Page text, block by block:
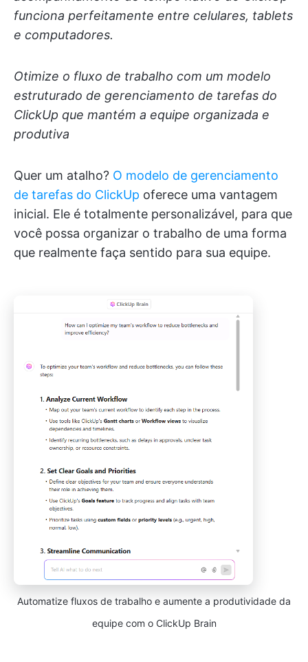
funciona perfeitamente entre celulares, tablets
e computadores.
Otimize o fluxo de trabalho com um modelo
estruturado de gerenciamento de tarefas do
ClickUp que mantém a equipe organizada e
produtiva
Quer um atalho? O modelo de gerenciamento
de tarefas do ClickUp oferece uma vantagem
inicial. Ele é totalmente personalizável, para que
você possa organizar o trabalho de uma forma
que realmente faça sentido para sua equipe.
Automatize fluxos de trabalho e aumente a produtividade da
equipe com o ClickUp Brain